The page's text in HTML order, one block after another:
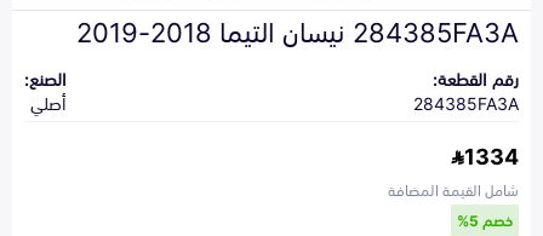
284385FA3A نيسان التيما 2018-2019
رقم القطعة:
284385FA3A
الصنع:
أصلي
1334
شامل القيمة المضافة
خصم 5%